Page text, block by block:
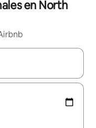
en North
podrás navegar